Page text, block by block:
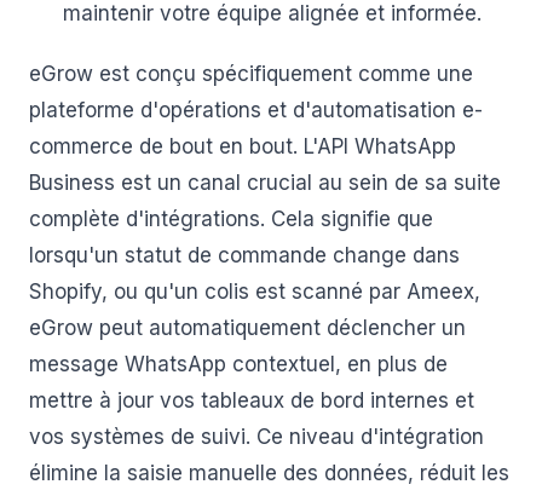
maintenir votre équipe alignée et informée.
eGrow est conçu spécifiquement comme une
plateforme d'opérations et d'automatisation e-
commerce de bout en bout. L'API WhatsApp
Business est un canal crucial au sein de sa suite
complète d'intégrations. Cela signifie que
lorsqu'un statut de commande change dans
Shopify, ou qu'un colis est scanné par Ameex,
eGrow peut automatiquement déclencher un
message WhatsApp contextuel, en plus de
mettre à jour vos tableaux de bord internes et
vos systèmes de suivi. Ce niveau d'intégration
élimine la saisie manuelle des données, réduit les